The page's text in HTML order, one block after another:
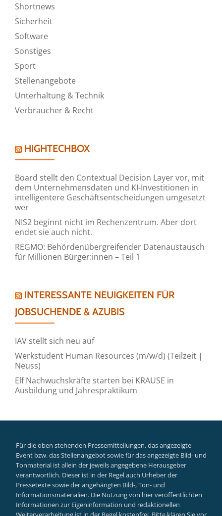
Shortnews
Sicherheit
Software
Sonstiges
Sport
Stellenangebote
Unterhaltung & Technik
Verbraucher & Recht
HIGHTECHBOX
Board stellt den Contextual Decision Layer vor, mit
dem Unternehmensdaten und KI-Investitionen in
intelligentere Geschäftsentscheidungen umgesetzt
wer
NIS2 beginnt nicht im Rechenzentrum. Aber dort
endet sie auch nicht.
REGMO: Behördenübergreifender Datenaustausch
für Millionen Bürger:innen – Teil 1
INTERESSANTE NEUIGKEITEN FÜR
JOBSUCHENDE & AZUBIS
IAV stellt sich neu auf
Werkstudent Human Resources (m/w/d) (Teilzeit |
Neuss)
Elf Nachwuchskräfte starten bei KRAUSE in
Ausbildung und Jahrespraktikum
Für die oben stehenden Pressemitteilungen, das angezeigte
Event bzw. das Stellenangebot sowie für das angezeigte Bild- und
Tonmaterial ist allein der jeweils angegebene Herausgeber
verantwortlich. Dieser ist in der Regel auch Urheber der
Pressetexte sowie der angehängten Bild-, Ton- und
Informationsmaterialien. Die Nutzung von hier veröffentlichten
Informationen zur Eigeninformation und redaktionellen